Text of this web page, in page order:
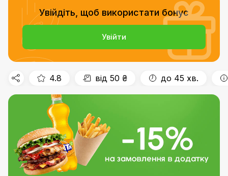
Увійдіть, щоб використати бонус
Увійти
4.8 від 50 ₴ до 45 хв.